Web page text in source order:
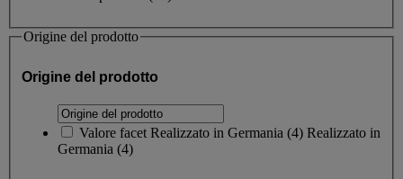
Origine del prodotto
Origine del prodotto
Valore facet Realizzato in Germania (4) Realizzato in
Germania (4)